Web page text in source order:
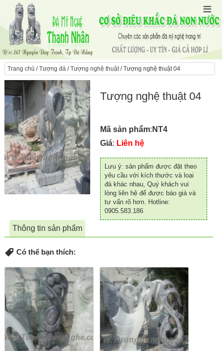
Trang chủ /Tượng đá/Tượng nghệ thuật/ Tượng nghệ thuật 04
Tượng nghệ thuật 04
Mã sản phẩm: NT4
Giá: Liên hệ
Lưu ý: sản phẩm được đặt theo
yêu cầu với kích thước và loại
đá khác nhau, Quý khách vui
lòng liên hệ để được báo giá và
tư vấn rõ hơn. Hotline:
0905.583.186
Thông tin sản phẩm
Có thể bạn thích: